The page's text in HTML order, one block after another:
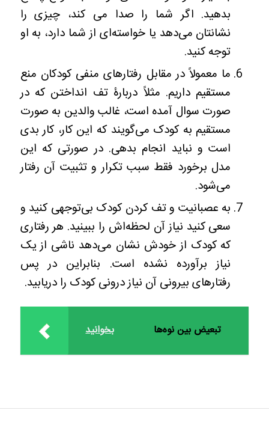
بدهید. اگر شما را صدا می کند، چیزی را
نشانتان می‌دهد یا خواسته‌ای از شما دارد، به او
توجه کنید.
ما معمولاً در مقابل رفتارهای منفی کودکان منع
مستقیم داریم. مثلاً دربارۀ تف انداختن که در
صورت سوال آمده است، غالب والدین به صورت
مستقیم به کودک می‌گویند که این کار، کار بدی
است و نباید انجام بدهی. در صورتی که این
مدل برخورد فقط سبب تکرار و تثبیت آن رفتار
می‌شود.
به عصبانیت و تف کردن کودک بی‌توجهی کنید و
سعی کنید نیاز آن لحظه‌اش را ببینید. هر رفتاری
که کودک از خودش نشان می‌دهد ناشی از یک
نیاز برآورده نشده است. بنابراین در پس
رفتارهای بیرونی آن نیاز درونی کودک را دریابید.
بخوانید تبعیض بین نوه‌ها